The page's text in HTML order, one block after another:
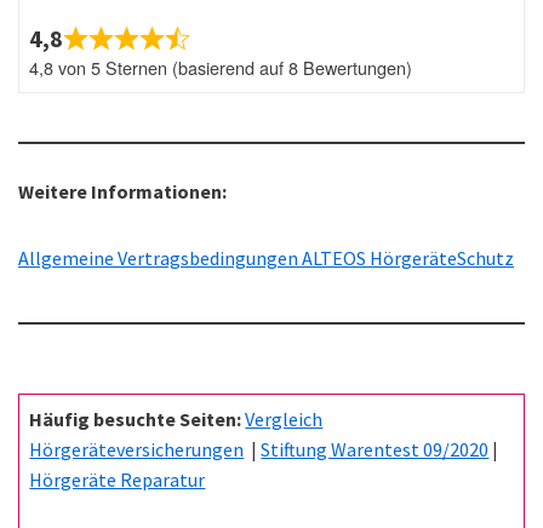
4,8
4,8 von 5 Sternen (basierend auf 8 Bewertungen)
Weitere Informationen:
Allgemeine Vertragsbedingungen ALTEOS HörgeräteSchutz
Häufig besuchte Seiten:Vergleich
Hörgeräteversicherungen |Stiftung Warentest 09/2020 |
Hörgeräte Reparatur